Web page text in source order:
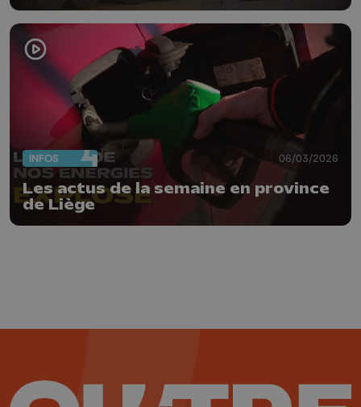
INFOS 06/03/2026
Les actus de la semaine en province
de Liège